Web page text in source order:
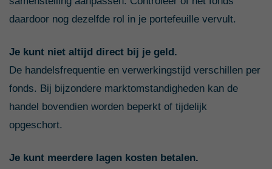
daardoor nog dezelfde rol in je portefeuille vervult.
Je kunt niet altijd direct bij je geld.
De handelsfrequentie en verwerkingstijd verschillen per
fonds. Bij bijzondere marktomstandigheden kan de
handel bovendien worden beperkt of tijdelijk
opgeschort.
Je kunt meerdere lagen kosten betalen.